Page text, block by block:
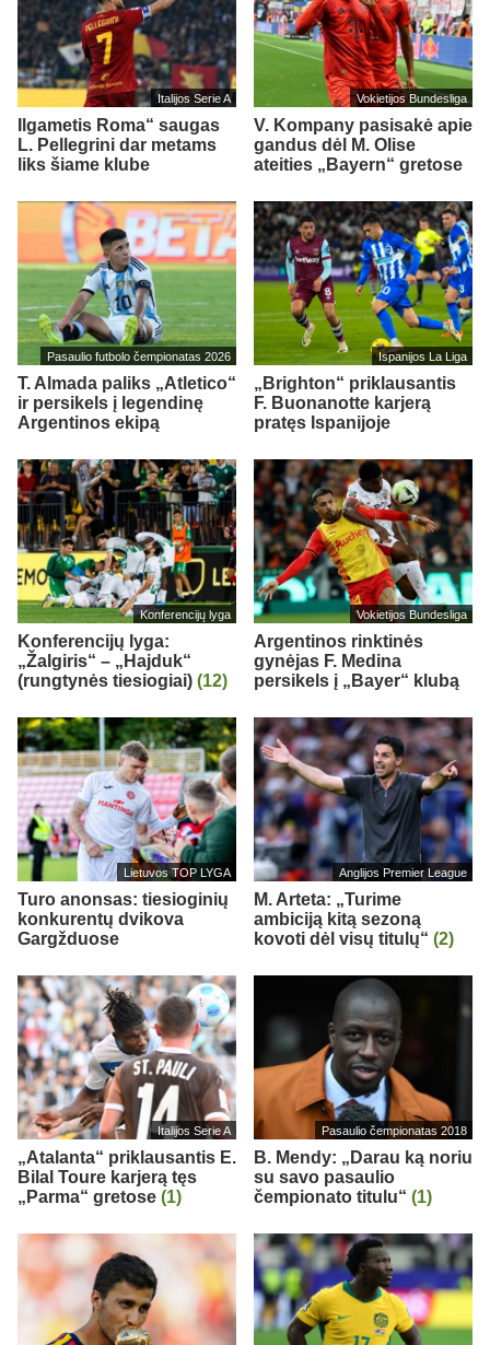
Italijos Serie A
Ilgametis Roma“ saugas
L. Pellegrini dar metams
liks šiame klube
Vokietijos Bundesliga
V. Kompany pasisakė apie
gandus dėl M. Olise
ateities „Bayern“ gretose
Pasaulio futbolo čempionatas 2026
T. Almada paliks „Atletico“
ir persikels į legendinę
Argentinos ekipą
Ispanijos La Liga
„Brighton“ priklausantis
F. Buonanotte karjerą
pratęs Ispanijoje
Konferencijų lyga
Konferencijų lyga:
„Žalgiris“ – „Hajduk“
(rungtynės tiesiogiai) (12)
Vokietijos Bundesliga
Argentinos rinktinės
gynėjas F. Medina
persikels į „Bayer“ klubą
Lietuvos TOP LYGA
Turo anonsas: tiesioginių
konkurentų dvikova
Gargžduose
Anglijos Premier League
M. Arteta: „Turime
ambiciją kitą sezoną
kovoti dėl visų titulų“ (2)
Italijos Serie A
„Atalanta“ priklausantis E.
Bilal Toure karjerą tęs
„Parma“ gretose (1)
Pasaulio čempionatas 2018
B. Mendy: „Darau ką noriu
su savo pasaulio
čempionato titulu“ (1)